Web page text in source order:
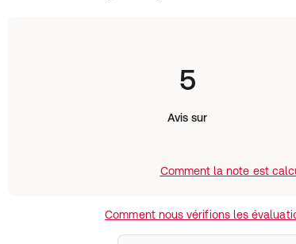
5
Avis sur
Comment la note est
Comment nous vérifions les